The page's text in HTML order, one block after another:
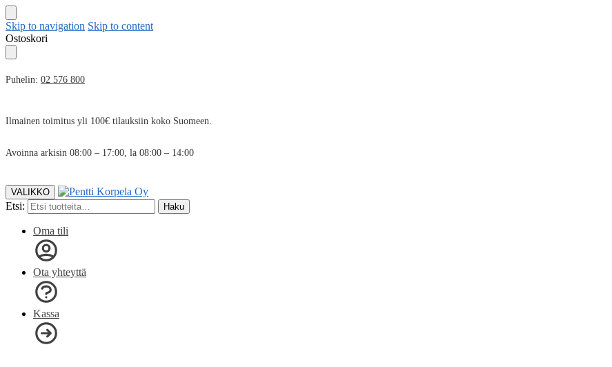
Skip to navigation Skip to content
Ostoskori
Puhelin: 02 576 800
Ilmainen toimitus yli 100€ tilauksiin koko Suomeen.
Avoinna arkisin 08:00 – 17:00, la 08:00 – 14:00
VALIKKO
Etsi: Haku
Oma tili
Ota yhteyttä
Kassa